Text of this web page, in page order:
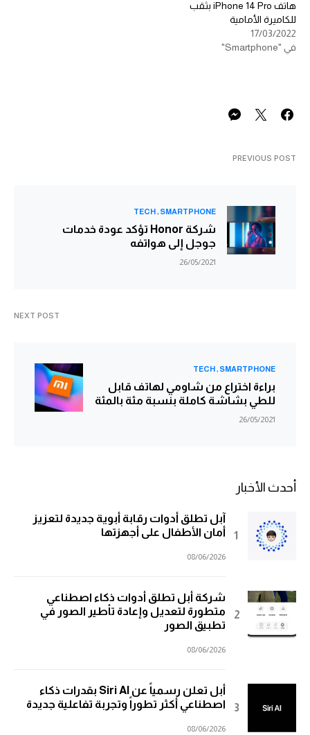
هاتف iPhone 14 Pro بثقب
للكاميرة الأمامية
17/03/2022
في "Smartphone"
PREVIOUS POST
SMARTPHONE
TECH
شركة Honor تؤكد عودة خدمات
جوجل إلى هواتفه
26/05/2021
NEXT POST
SMARTPHONE
TECH
براءة اختراع من شاومي لهاتف قابل
للطي بشاشة كاملة بنسبة مئة بالمئة
26/05/2021
أحدث الأخبار
آبل تطلق أدوات رقابة أبوية جديدة لتعزيز
أمان الأطفال على أجهزتها
08/06/2026
شركة أبل تطلق أدوات ذكاء اصطناعي
متطورة لتعديل وإعادة تأطير الصور في
تطبيق الصور
08/06/2026
أبل تعلن رسمياً عن Siri AI بقدرات ذكاء
اصطناعي أكثر تطوراً وتجربة تفاعلية جديدة
08/06/2026